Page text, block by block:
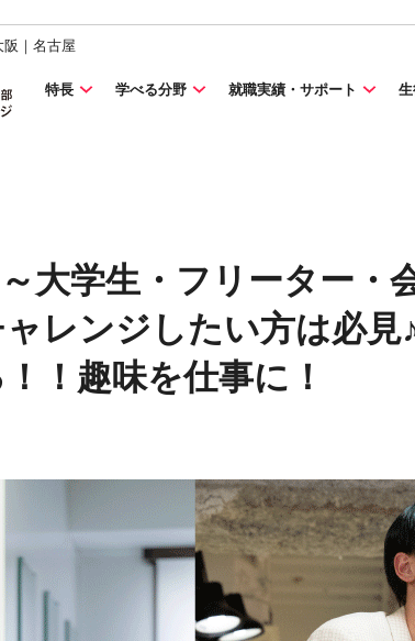
｜名古屋
特長 学べる分野 就職実績・サポート
～大学生・フリーター・
レンジしたい方は必見
！趣味を仕事に！